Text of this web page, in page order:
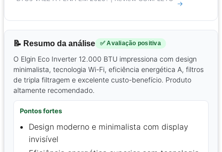
→
📝 Resumo da análise ✅ Avaliação positiva
O Elgin Eco Inverter 12.000 BTU impressiona com design
minimalista, tecnologia Wi-Fi, eficiência energética A, filtros
de tripla filtragem e excelente custo-benefício. Produto
altamente recomendado.
Pontos fortes
Design moderno e minimalista com display
invisível